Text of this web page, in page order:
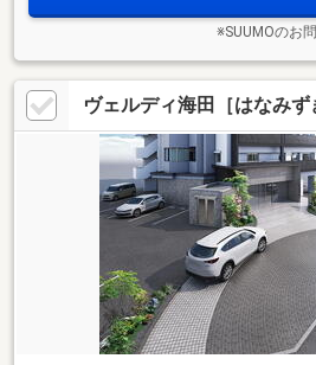
※SUUMOのお
ヴェルディ海田［はなみず